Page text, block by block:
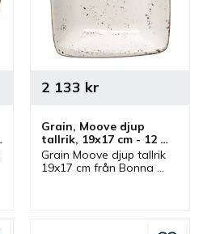
Grain, Moove djup
tallrik, 19x17 cm - 12
st/fp
Grain Moove djup tallrik
19x17 cm från Bonna
2 133 kr